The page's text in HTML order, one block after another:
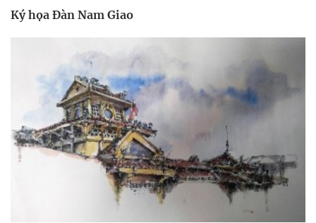
Ký họa Đàn Nam Giao